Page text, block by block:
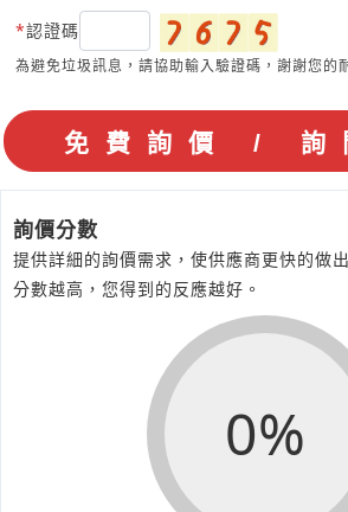
認證碼
為避免垃圾訊息，請協助輸入驗證碼，謝謝您的
詢價分數
提供詳細的詢價需求，使供應商更快的做
分數越高，您得到的反應越好。
0%